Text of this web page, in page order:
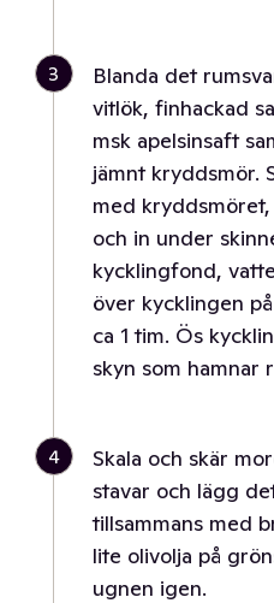
3
Blanda det
vitlök, finhackad
msk apelsinsaft
jämnt kryddsmör.
med
och in under
kycklingfond,
över kycklingen
ca 1 tim. Ös
skyn som hamnar
4
Skala och skär
stavar och lägg
tillsammans med
lite olivolja på
ugnen igen.